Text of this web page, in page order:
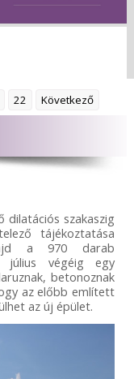
22 Következő
dilatációs szakaszig
tájékoztatása
a 970 darab
július végéig egy
betonoznak
az előbb említett
az új épület.